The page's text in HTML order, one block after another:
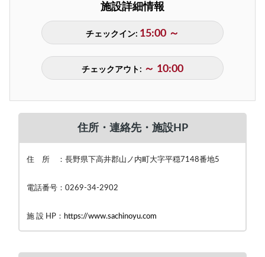
施設詳細情報
チェックイン: 15:00 ～
チェックアウト: ～ 10:00
住所・連絡先・施設HP
住 所 ：長野県下高井郡山ノ内町大字平穏7148番地5
電話番号：0269-34-2902
施 設 HP： https://www.sachinoyu.com